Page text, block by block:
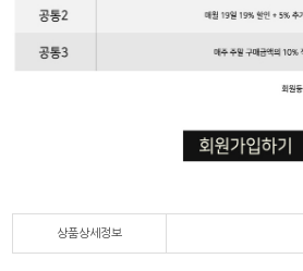
상품상세정보